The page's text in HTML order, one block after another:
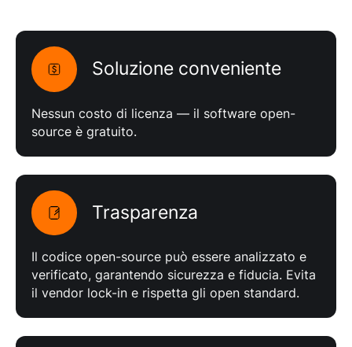
Soluzione conveniente
Nessun costo di licenza — il software open-
source è gratuito.
Trasparenza
Il codice open-source può essere analizzato e
verificato, garantendo sicurezza e fiducia. Evita
il vendor lock-in e rispetta gli open standard.